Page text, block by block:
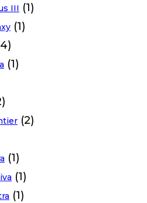
III (1)
(1)
(1)
(2)
(1)
(1)
(1)